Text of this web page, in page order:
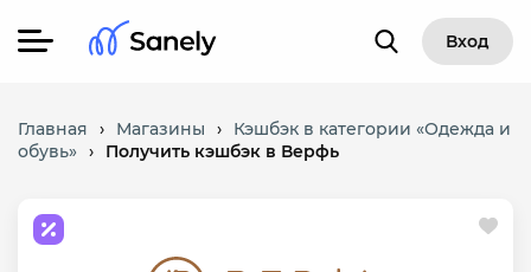
Вход
Главная › Магазины ›
Кэшбэк в категории «Одежда и
обувь» › Получить кэшбэк в Верфь